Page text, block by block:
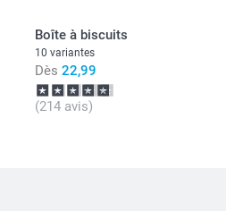
Boîte à biscuits
10 variantes
Dès 22,99
(214 avis)